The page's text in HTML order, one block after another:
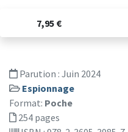
7,95 €
Parution : Juin 2024
Espionnage
Format: Poche
254 pages